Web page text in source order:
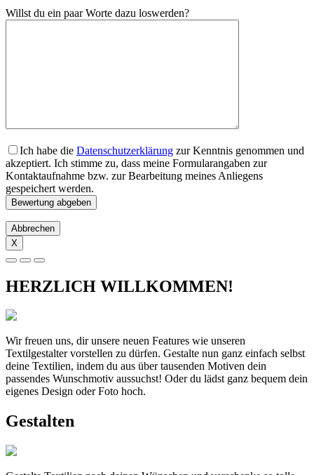
Willst du ein paar Worte dazu loswerden?
Ich habe die Datenschutzerklärung zur Kenntnis genommen und
akzeptiert. Ich stimme zu, dass meine Formularangaben zur
Kontaktaufnahme bzw. zur Bearbeitung meines Anliegens
gespeichert werden.
Abbrechen
X
HERZLICH WILLKOMMEN!
Wir freuen uns, dir unsere neuen Features wie unseren
Textilgestalter vorstellen zu dürfen. Gestalte nun ganz einfach selbst
deine Textilien, indem du aus über tausenden Motiven dein
passendes Wunschmotiv aussuchst! Oder du lädst ganz bequem dein
eigenes Design oder Foto hoch.
Gestalten